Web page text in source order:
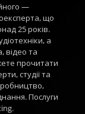
—
що
25 років.
а
відео та
прочитати
студії та
Послуги